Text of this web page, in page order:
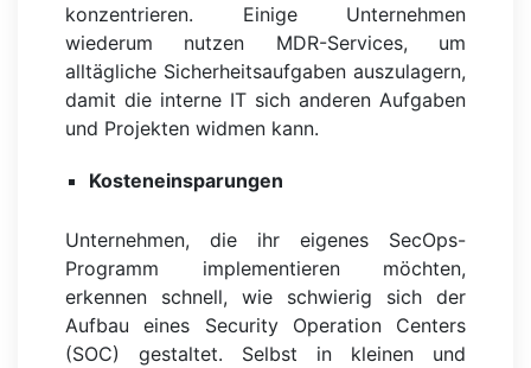
konzentrieren. Einige Unternehmen
wiederum nutzen MDR-Services, um
alltägliche Sicherheitsaufgaben auszulagern,
damit die interne IT sich anderen Aufgaben
und Projekten widmen kann.
Kosteneinsparungen
Unternehmen, die ihr eigenes SecOps-
Programm implementieren möchten,
erkennen schnell, wie schwierig sich der
Aufbau eines Security Operation Centers
(SOC) gestaltet. Selbst in kleinen und